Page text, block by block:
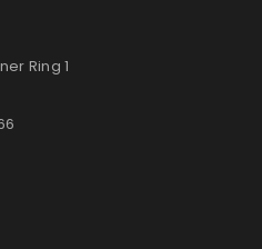
Ring 1